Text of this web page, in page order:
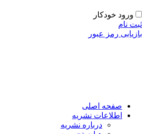
ورود خودکار
ثبت نام
بازیابی رمز عبور
صفحه اصلی
اطلاعات نشریه
درباره نشریه